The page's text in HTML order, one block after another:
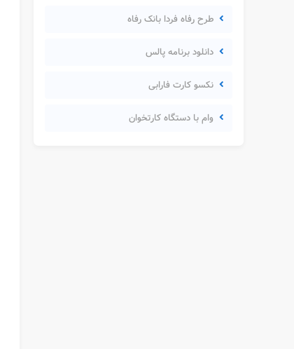
طرح رفاه فردا بانک رفاه
دانلود برنامه پالس
نکسو کارت فارابی
وام با دستگاه کارتخوان